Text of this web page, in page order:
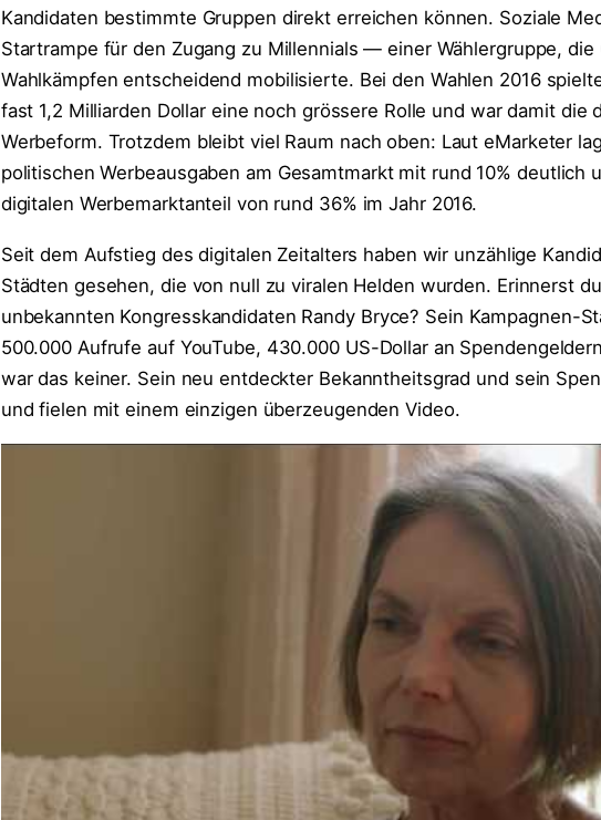
Kandidaten bestimmte Gruppen direkt erreichen können. Soziale
Startrampe für den Zugang zu Millennials — einer Wählergruppe, die
Wahlkämpfen entscheidend mobilisierte. Bei den Wahlen 2016
fast 1,2 Milliarden Dollar eine noch grössere Rolle und war damit die
Werbeform. Trotzdem bleibt viel Raum nach oben: Laut eMarketer
politischen Werbeausgaben am Gesamtmarkt mit rund 10% deutlich
digitalen Werbemarktanteil von rund 36% im Jahr 2016.
Seit dem Aufstieg des digitalen Zeitalters haben wir unzählige
Städten gesehen, die von null zu viralen Helden wurden. Erinnerst
unbekannten Kongresskandidaten Randy Bryce? Sein Kampagnen-
500.000 Aufrufe auf YouTube, 430.000 US-Dollar an
war das keiner. Sein neu entdeckter Bekanntheitsgrad und sein
und fielen mit einem einzigen überzeugenden Video.